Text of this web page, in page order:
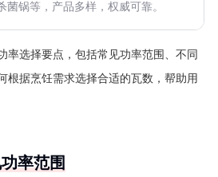
菌锅等，产品多样，权威可靠。
率选择要点，包括常见功率范围、不同
根据烹饪需求选择合适的瓦数，帮助用
率范围